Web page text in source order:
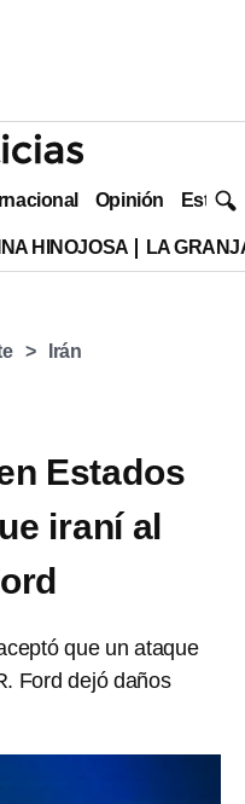
Opinión Estilo
HINOJOSA LA
Irán
Estados
iraní al
que un ataque
Ford dejó daños